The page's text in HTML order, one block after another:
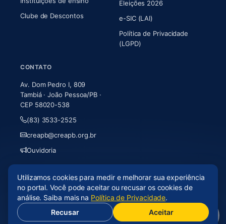
Clube de Descontos
Eleições 2026
e-SIC (LAI)
Política de Privacidade
(LGPD)
CONTATO
Av. Dom Pedro I, 809
Tambiá · João Pessoa/PB ·
CEP 58020-538
(83) 3533-2525
creapb@creapb.org.br
Ouvidoria
© 2026 CREA-PB · Todos os direitos reservados
Acessibilidade
Mapa do site· LGPD
Desenvolvido porAxium Analytics(abre em nova aba)
Utilizamos cookies para medir e melhorar sua experiência
no portal. Você pode aceitar ou recusar os cookies de
análise. Saiba mais na Política de Privacidade.
Recusar
Aceitar